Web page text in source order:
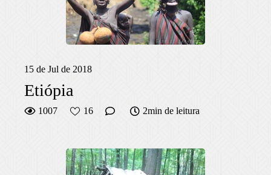
15 de Jul de 2018
Etiópia
1007 16 2min de leitura